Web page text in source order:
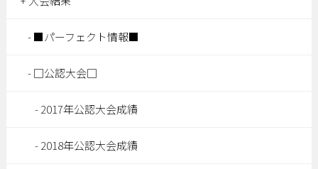
■パーフェクト情報■
□公認大会□
2017年公認大会成績
2018年公認大会成績